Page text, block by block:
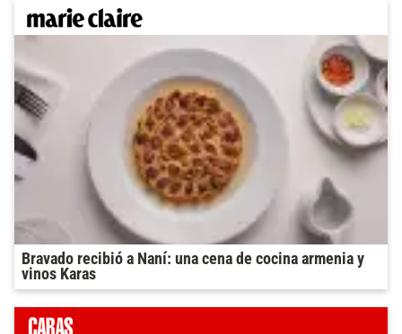
Bravado recibió a Naní: una cena de cocina armenia y
vinos Karas